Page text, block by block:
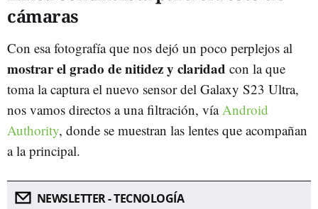
cámaras
Con esa fotografía que nos dejó un poco perplejos al
mostrar el grado de nitidez y claridad con la que
toma la captura el nuevo sensor del Galaxy S23 Ultra,
nos vamos directos a una filtración, víaAndroid
Authority, donde se muestran las lentes que acompañan
a la principal.
NEWSLETTER - TECNOLOGÍA